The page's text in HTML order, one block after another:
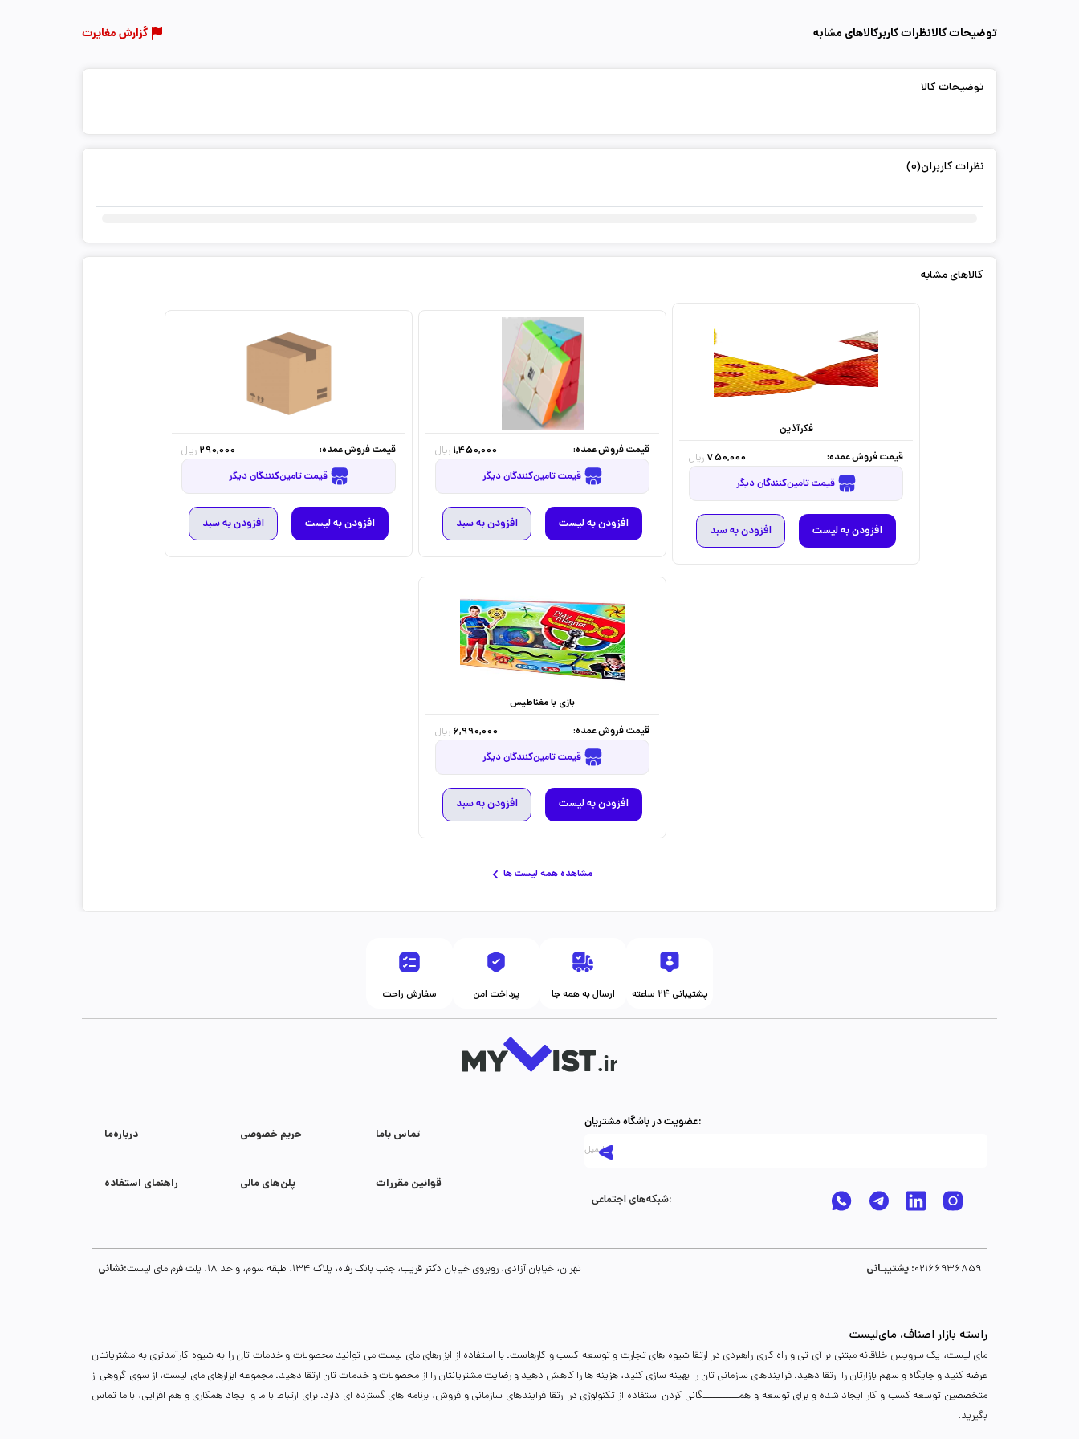
توضیحات کالانظرات کاربرکالاهای مشابه گزارش مغایرت
توضیحات کالا
نظرات کاربران(0)
کالاهای مشابه
فکرآذین
قیمت فروش عمده:
750,000 ریال
قیمت تامین‌کنندگان دیگر
افزودن به لیست افزودن به سبد
قیمت فروش عمده: 1,450,000 ریال
قیمت تامین‌کنندگان دیگر
افزودن به لیست افزودن به سبد
قیمت فروش عمده: 290,000 ریال
قیمت تامین‌کنندگان دیگر
افزودن به لیست افزودن به سبد
بازی با مغناطیس
قیمت فروش عمده:
6,990,000 ریال
قیمت تامین‌کنندگان دیگر
افزودن به لیست افزودن به سبد
مشاهده همه لیست ها
سفارش راحت پرداخت امن ارسال به همه جا پشتیبانی ۲۴ ساعته
درباره‌ما حریم خصوصی تماس با‌ما
راهنمای استفاده پلن‌های مالی قوانین مقررات
عضویت در باشگاه مشتریان:
شبکه‌های اجتماعی:
نشانی: تهران، خیابان آزادی، روبروی خیابان دکتر قریب، جنب بانک رفاه، پلاک 134، طبقه سوم، واحد 18، پلت فرم مای لیست پشتیبـانی :02166936859
راسته بازار اصناف، مای‌لیست
مای لیست، یک سرویس خلاقانه مبتنی بر آی تی و راه کاری راهبردی در ارتقا شیوه های تجارت و توسعه کسب و کارهاست. با استفاده از ابزارهای مای لیست می توانید محصولات و خدمات تان را به شیوه کارآمدتری به مشتریانتان
عرضه کنید و جایگاه و سهم بازارتان را ارتقا دهید. فرایندهای سازمانی تان را بهینه سازی کنید، هزینه ها را کاهش دهید و رضایت مشتریانتان را از محصولات و خدمات تان ارتقا دهید. مجموعه ابزارهای مای لیست، از سوی گروهی از
متخصصین توسعه کسب و کار ایجاد شده و برای توسعه و همـــــــــــگانی کردن استفاده از تکنولوژی در ارتقا فرایندهای سازمانی و فروش، برنامه های گسترده ای دارد. برای ارتباط با ما و ایجاد همکاری و هم افزایی، با ما تماس
بگیرید.